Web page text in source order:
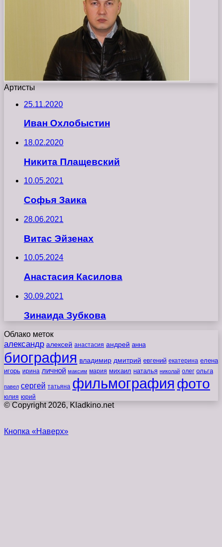
Артисты
25.11.2020
Иван Охлобыстин
18.02.2020
Никита Плащевский
10.05.2021
Софья Заика
28.06.2021
Витас Эйзенах
10.05.2024
Анастасия Касилова
30.09.2021
Зинаида Зубкова
Облако меток
александр алексей анастасия андрей анна
биография владимир дмитрий евгений екатерина елена
игорь ирина личной максим мария михаил наталья николай олег ольга
павел сергей татьяна фильмография фото
юлия юрий
© Copyright 2026, Kladkino.net
Кнопка «Наверх»